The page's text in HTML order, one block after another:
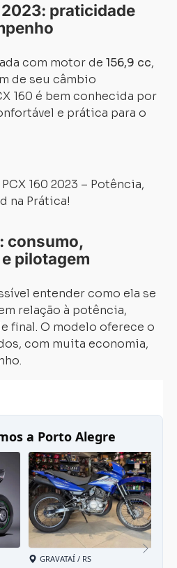
praticidade
com motor de 156,9 cc,
de seu câmbio
160 é bem conhecida por
e prática para o
consumo,
pilotagem
entender como ela se
relação à potência,
final. O modelo oferece o
com muita economia,